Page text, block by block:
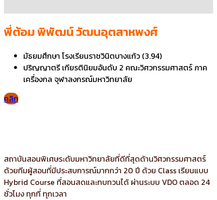
พี่ต้อม พิพัฒน์ วัฒนอุตสาหพงศ์
มัธยมศึกษา โรงเรียนราชวินิตบางแก้ว (3.94)
ปริญญาตรี เกียรตินิยมอันดับ 2 คณะวิศวกรรมศาสตร์ ภาค
เครื่องกล จุฬาลงกรณ์มหาวิทยาลัย
คลิก
สถาบันสอนพิเศษระดับมหาวิทยาลัยที่ดีที่สุดด้านวิศวกรรมศาสตร์
ด้วยทีมผู้สอนที่มีประสบการณ์มากกว่า 20 ปี ด้วย Class เรียนแบบ
Hybrid Course ที่สอนสดและทบทวนได้ ผ่านระบบ VDO ตลอด 24
ชั่วโมง ทุกที่ ทุกเวลา